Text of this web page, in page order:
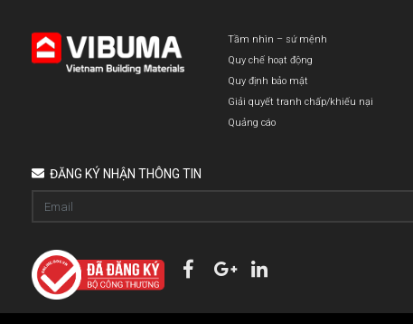
Tầm nhìn – sứ mệnh
Quy chế hoạt động
Quy định bảo mật
Giải quyết tranh chấp/khiếu nại
Quảng cáo
ĐĂNG KÝ NHẬN THÔNG TIN